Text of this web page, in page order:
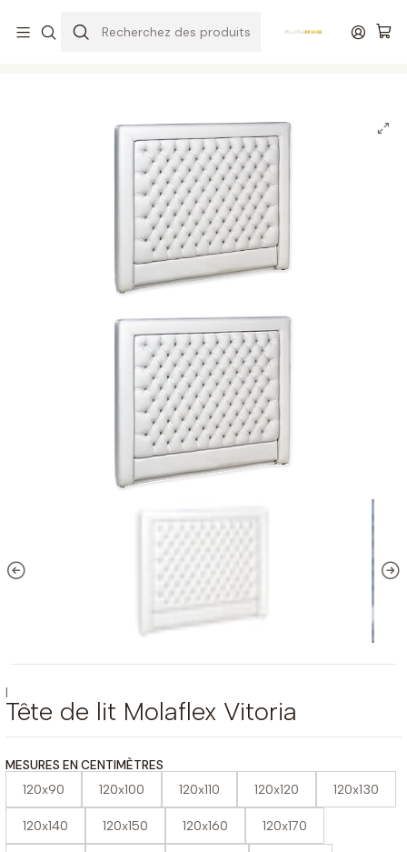
Tête de lit Molaflex Vitoria
MESURES EN CENTIMÈTRES
120x90 120x100 120x110 120x120 120x130
120x140 120x150 120x160 120x170